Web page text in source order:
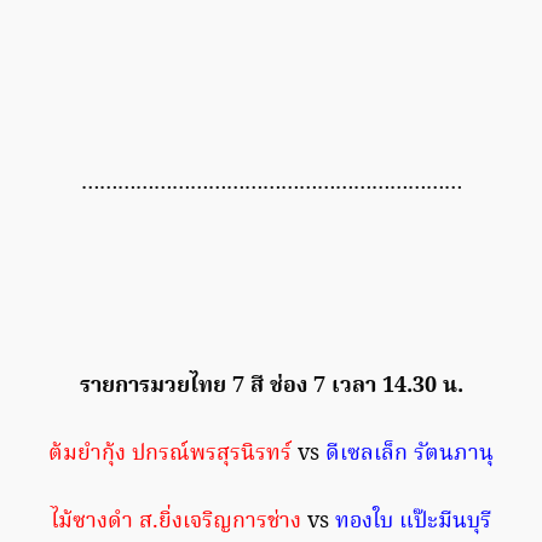
………………………………………………………
รายการมวยไทย 7 สี ช่อง 7 เวลา 14.30 น.
ต้มยำกุ้ง ปกรณ์พรสุรนิรทร์vs ดีเซลเล็ก รัตนภานุ
ไม้ซางดำ ส.ยิ่งเจริญการช่าง vsทองใบ แป๊ะมีนบุรี